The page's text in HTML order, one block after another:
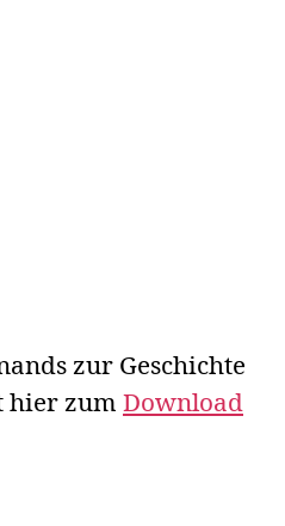
zur Geschichte
hier zum Download